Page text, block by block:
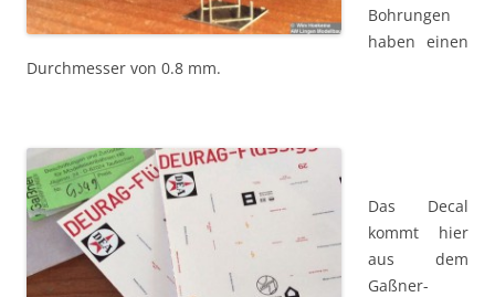
Bohrungen
haben einen
Durchmesser von 0.8 mm.
Das Decal
kommt hier
aus dem
Gaßner-